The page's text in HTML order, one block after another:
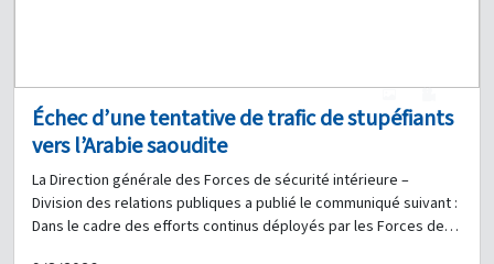
Échec d’une tentative de trafic de stupéfiants
vers l’Arabie saoudite
La Direction générale des Forces de sécurité intérieure –
Division des relations publiques a publié le communiqué suivant :
Dans le cadre des efforts continus déployés par les Forces de